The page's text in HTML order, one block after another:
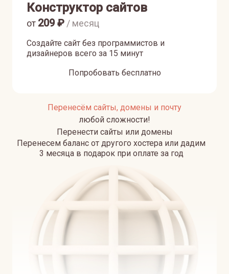
Конструктор сайтов
Создайте сайт без программистов и
дизайнеров всего за 15 минут
от 209₽ / месяц
Попробовать бесплатно
Перенесём сайты, домены и почту
любой сложности!
Перенести сайты или домены
Перенесем баланс от другого хостера или дадим
3 месяца в подарок при оплате за год